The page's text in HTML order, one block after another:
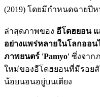
(2019) โดยมีกำหนดฉายปีห
ล่าสุดภาพของ อีโดฮยอน
อย่างแพร่หลายในโลกออน
ภาพยนตร์ 'Pamyo' ซึ่งจาก
ใหม่ของอีโดฮยอนที่มีรอยสั
น้อยนอนอยู่บนเตียง